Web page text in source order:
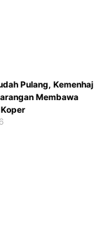
Pulang, Kemenhaj
Membawa